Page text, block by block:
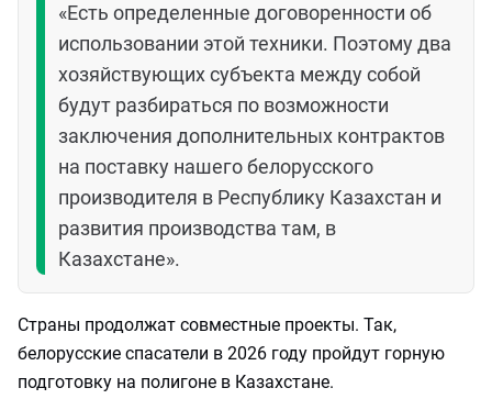
«Есть определенные договоренности об
использовании этой техники. Поэтому два
хозяйствующих субъекта между собой
будут разбираться по возможности
заключения дополнительных контрактов
на поставку нашего белорусского
производителя в Республику Казахстан и
развития производства там, в
Казахстане».
Страны продолжат совместные проекты. Так,
белорусские спасатели в 2026 году пройдут горную
подготовку на полигоне в Казахстане.